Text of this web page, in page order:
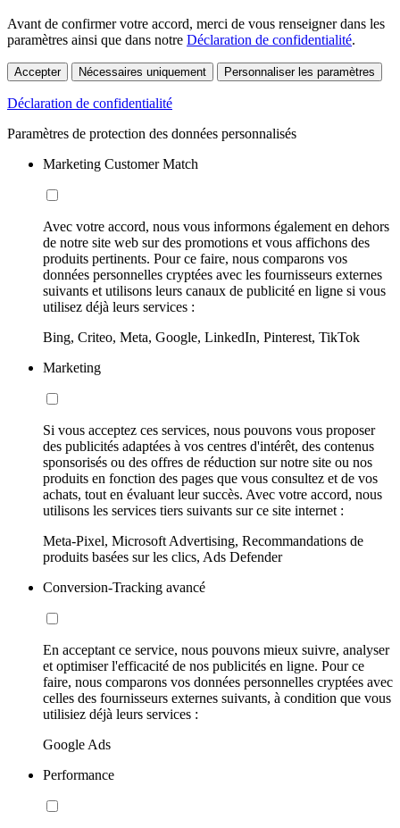
Avant de confirmer votre accord, merci de vous renseigner dans les
paramètres ainsi que dans notre Déclaration de confidentialité.
Accepter Nécessaires uniquement Personnaliser les paramètres
Déclaration de confidentialité
Paramètres de protection des données personnalisés
Marketing Customer Match
Avec votre accord, nous vous informons également en dehors
de notre site web sur des promotions et vous affichons des
produits pertinents. Pour ce faire, nous comparons vos
données personnelles cryptées avec les fournisseurs externes
suivants et utilisons leurs canaux de publicité en ligne si vous
utilisez déjà leurs services :
Bing, Criteo, Meta, Google, LinkedIn, Pinterest, TikTok
Marketing
Si vous acceptez ces services, nous pouvons vous proposer
des publicités adaptées à vos centres d'intérêt, des contenus
sponsorisés ou des offres de réduction sur notre site ou nos
produits en fonction des pages que vous consultez et de vos
achats, tout en évaluant leur succès. Avec votre accord, nous
utilisons les services tiers suivants sur ce site internet :
Meta-Pixel, Microsoft Advertising, Recommandations de
produits basées sur les clics, Ads Defender
Conversion-Tracking avancé
En acceptant ce service, nous pouvons mieux suivre, analyser
et optimiser l'efficacité de nos publicités en ligne. Pour ce
faire, nous comparons vos données personnelles cryptées avec
celles des fournisseurs externes suivants, à condition que vous
utilisiez déjà leurs services :
Google Ads
Performance